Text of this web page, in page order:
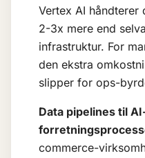
Vertex AI
2-3x mere end
infrastruktur. For
den ekstra
slipper for ops-
Data pipelines til
commerce-